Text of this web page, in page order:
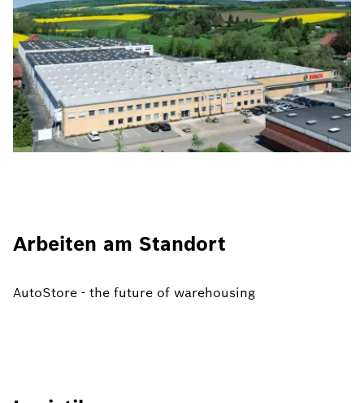
Arbeiten am Standort
AutoStore - the future of warehousing